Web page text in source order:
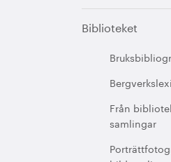
Biblioteket
Från
samlingar